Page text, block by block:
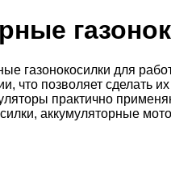
газонокосилки для
что позволяет сделать
практично
аккумуляторные